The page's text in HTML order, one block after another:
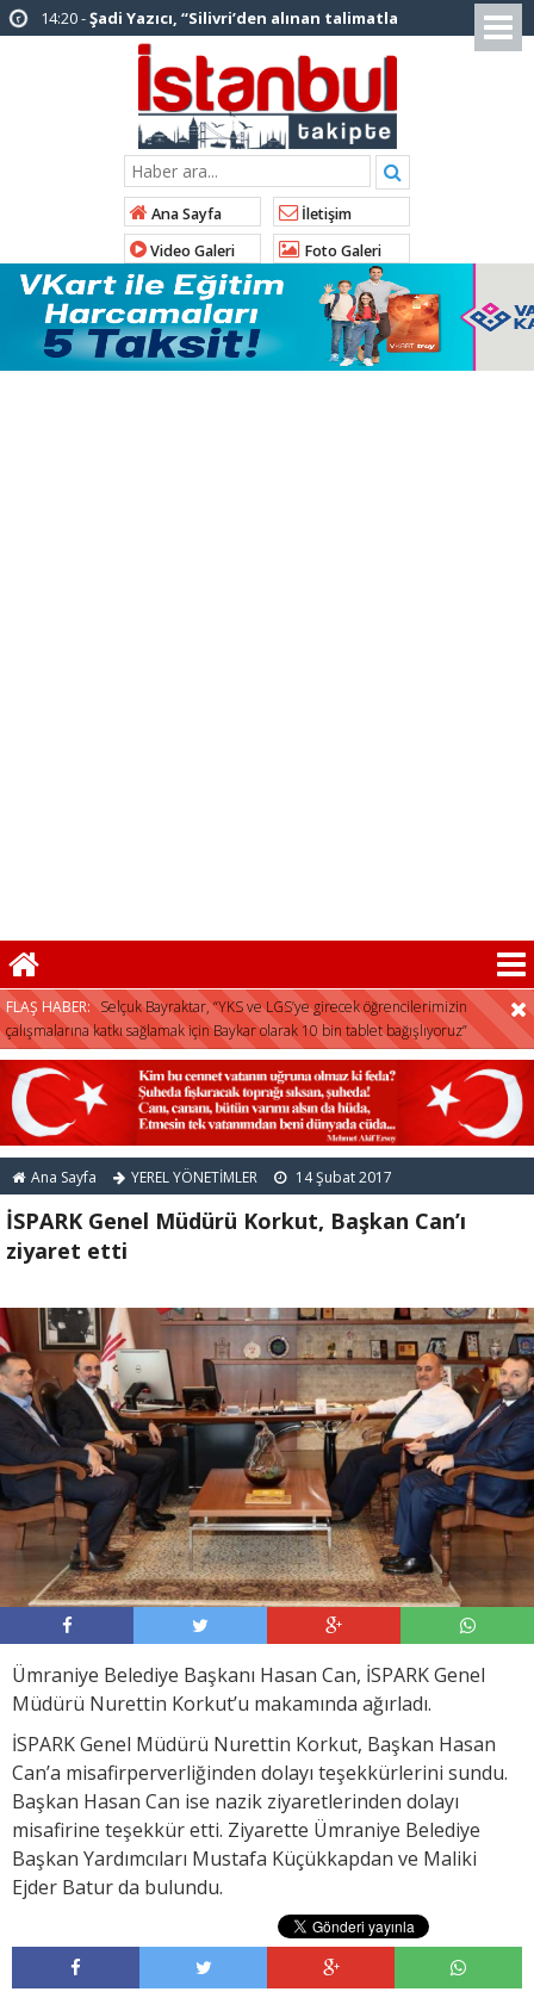
12:12 -AK Parti’ye katılan ilçe belediye
başkanlarından İl Başkanı Özdemir’e ziyaret
Tuzla Belediye Başkanı Eren Ali
Bingöl’den İBB’ye tepki
İstanbul Emniyet Müdürlüğünden
“Gök Kubbe’de, Mavi Vatan’da, Şanlı Topraklarda:
İstanbul Emniyeti Her Yerde” paylaşımı
19:26 -Çekmeköy Belediye Başkanı Orhan
Çerkez AK Parti’ye katıldı
16:56 -İstanbul’da 4 CHP’li belediye başkanı
Ana Sayfa
İletişim
Video Galeri
Foto Galeri
FLAŞ HABER: Selçuk Bayraktar, “YKS ve LGS’ye girecek öğrencilerimizin
çalışmalarına katkı sağlamak için Baykar olarak 10 bin tablet bağışlıyoruz”
Ana Sayfa YEREL YÖNETİMLER 14 Şubat 2017
İSPARK Genel Müdürü Korkut, Başkan Can’ı
ziyaret etti
Ümraniye Belediye Başkanı Hasan Can, İSPARK Genel
Müdürü Nurettin Korkut’u makamında ağırladı.
İSPARK Genel Müdürü Nurettin Korkut, Başkan Hasan
Can’a misafirperverliğinden dolayı teşekkürlerini sundu.
Başkan Hasan Can ise nazik ziyaretlerinden dolayı
misafirine teşekkür etti. Ziyarette Ümraniye Belediye
Başkan Yardımcıları Mustafa Küçükkapdan ve Maliki
Ejder Batur da bulundu.